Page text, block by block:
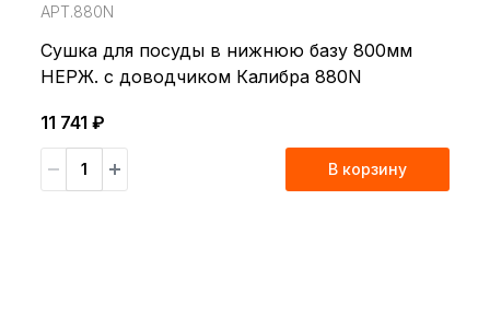
АРТ.880N
Сушка для посуды в нижнюю базу 800мм
НЕРЖ. с доводчиком Калибра 880N
11 741 ₽
В корзину